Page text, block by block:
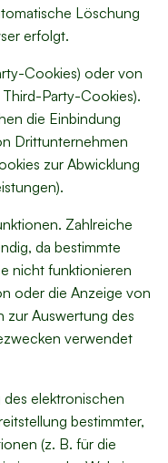
Löschung
erfolgt.
Cookies) oder von
Party-Cookies).
die Einbindung
Drittunternehmen
zur Abwicklung
Zahlreiche
da bestimmte
nicht funktionieren
oder die Anzeige von
zur Auswertung des
verwendet
elektronischen
bestimmter,
(z. B. für die